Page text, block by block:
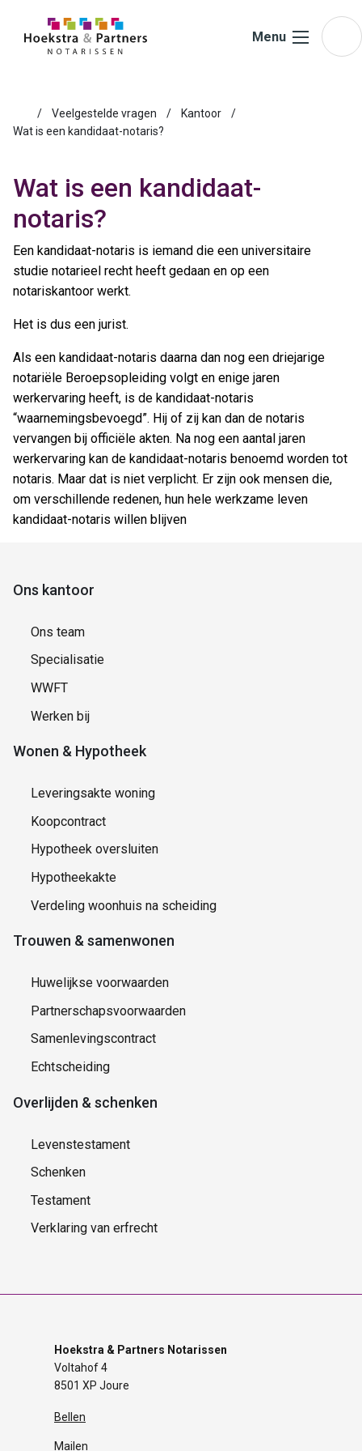
Menu
Veelgestelde vragen
Kantoor
Wat is een kandidaat-notaris?
Wat is een kandidaat-
notaris?
Een kandidaat-notaris is iemand die een universitaire
studie notarieel recht heeft gedaan en op een
notariskantoor werkt.
Het is dus een jurist.
Als een kandidaat-notaris daarna dan nog een driejarige
notariële Beroepsopleiding volgt en enige jaren
werkervaring heeft, is de kandidaat-notaris
“waarnemingsbevoegd”. Hij of zij kan dan de notaris
vervangen bij officiële akten. Na nog een aantal jaren
werkervaring kan de kandidaat-notaris benoemd worden tot
notaris. Maar dat is niet verplicht. Er zijn ook mensen die,
om verschillende redenen, hun hele werkzame leven
kandidaat-notaris willen blijven
Ons kantoor
Ons team
Specialisatie
WWFT
Werken bij
Wonen & Hypotheek
Leveringsakte woning
Koopcontract
Hypotheek oversluiten
Hypotheekakte
Verdeling woonhuis na scheiding
Trouwen & samenwonen
Huwelijkse voorwaarden
Partnerschapsvoorwaarden
Samenlevingscontract
Echtscheiding
Overlijden & schenken
Levenstestament
Schenken
Testament
Verklaring van erfrecht
Hoekstra & Partners Notarissen
Voltahof 4
8501 XP Joure
Bellen
Mailen